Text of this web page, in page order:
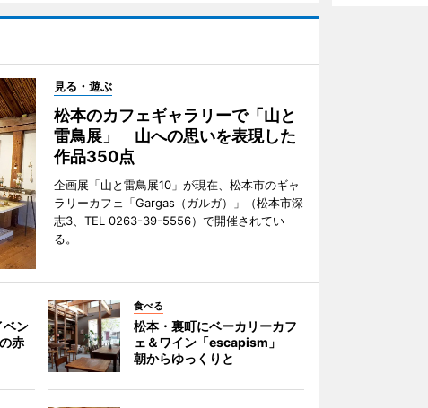
見る・遊ぶ
松本のカフェギャラリーで「山と
雷鳥展」 山への思いを表現した
作品350点
企画展「山と雷鳥展10」が現在、松本市のギャ
ラリーカフェ「Gargas（ガルガ）」（松本市深
志3、TEL 0263-39-5556）で開催されてい
る。
ベン
赤
食べる
松本・裏町にベーカリーカフ
ェ＆ワイン「escapism」
朝からゆっくりと